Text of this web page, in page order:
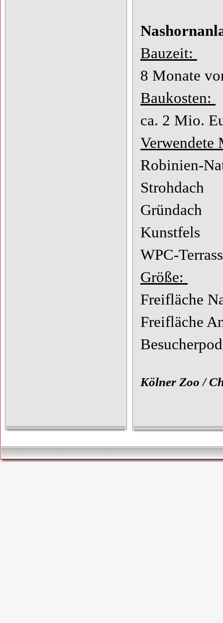
Bauzeit:
8 Monate
Baukosten:
ca. 2 Mio.
Robinien-
Strohdach
Gründach
Kunstfels
WPC-
Größe:
Freifläche
Freifläche
Kölner Zoo /